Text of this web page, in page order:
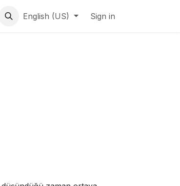
English (US) Sign in